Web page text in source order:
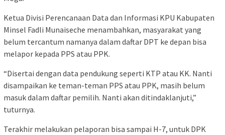
Ketua Divisi Perencanaan Data dan Informasi KPU Kabupaten
Minsel Fadli Munaiseche menambahkan, masyarakat yang
belum tercantum namanya dalam daftar DPT ke depan bisa
melapor kepada PPS atau PPK.
“Disertai dengan data pendukung seperti KTP atau KK. Nanti
disampaikan ke teman-teman PPS atau PPK, masih belum
masuk dalam daftar pemilih. Nanti akan ditindaklanjuti,”
tuturnya.
Terakhir melakukan pelaporan bisa sampai H-7, untuk DPK